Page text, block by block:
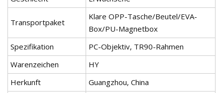
Transportpaket
Klare OPP-Tasche/Beutel/EVA-
Box/PU-Magnetbox
Spezifikation
PC-Objektiv, TR90-Rahmen
Warenzeichen
HY
Herkunft
Guangzhou, China